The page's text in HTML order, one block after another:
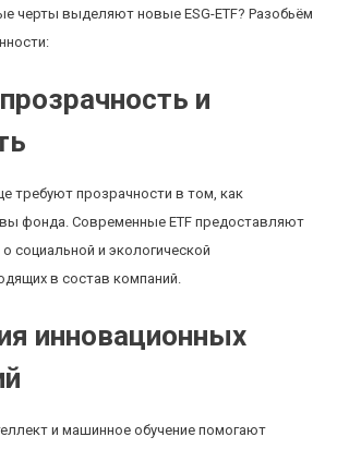
черты выделяют новые ESG-ETF? Разобьём
и
требуют прозрачности в том, как
фонда. Современные ETF предоставляют
социальной и экологической
в состав компаний.
инновационных
и машинное обучение помогают